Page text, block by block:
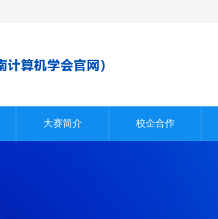
大赛简介 校企合作